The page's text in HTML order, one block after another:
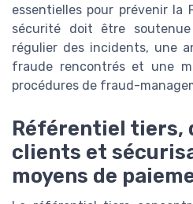
essentielles pour prévenir la
sécurité doit être
régulier des incidents, une
fraude rencontrés et une
procédures de fraud-
Référentiel tiers,
clients et
moyens de